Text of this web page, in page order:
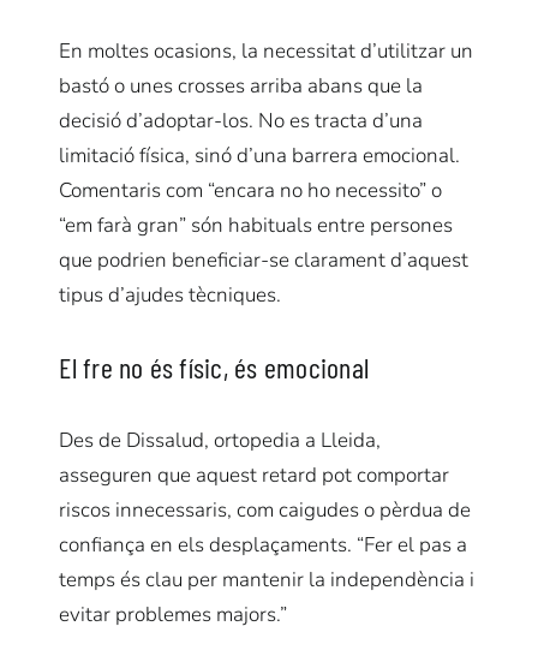
En moltes ocasions, la necessitat d’utilitzar un
bastó o unes crosses arriba abans que la
decisió d’adoptar-los. No es tracta d’una
limitació física, sinó d’una barrera emocional.
Comentaris com “encara no ho necessito” o
“em farà gran” són habituals entre persones
que podrien beneficiar-se clarament d’aquest
tipus d’ajudes tècniques.
El fre no és físic, és emocional
Des de Dissalud, ortopedia a Lleida,
asseguren que aquest retard pot comportar
riscos innecessaris, com caigudes o pèrdua de
confiança en els desplaçaments. “Fer el pas a
temps és clau per mantenir la independència i
evitar problemes majors.”